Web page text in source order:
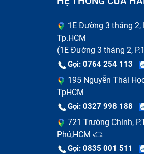
điện thoại Vivo chính
Kiểm tra kỹ thuật
Bạn có thể dùng một
sắc, cảm ứng, âm
Bạn có thể so sánh
không. Một số ứng
Doctor Plus,...
1E Đường 3 tháng 2,
Tp.HCM
(1E Đường 3 tháng 2,
Gọi: 0764 254 113
195 Nguyễn Thái
TpHCM
Gọi: 0327 998 188
721 Trường Chinh,
Phú,HCM
Gọi: 0835 001 511